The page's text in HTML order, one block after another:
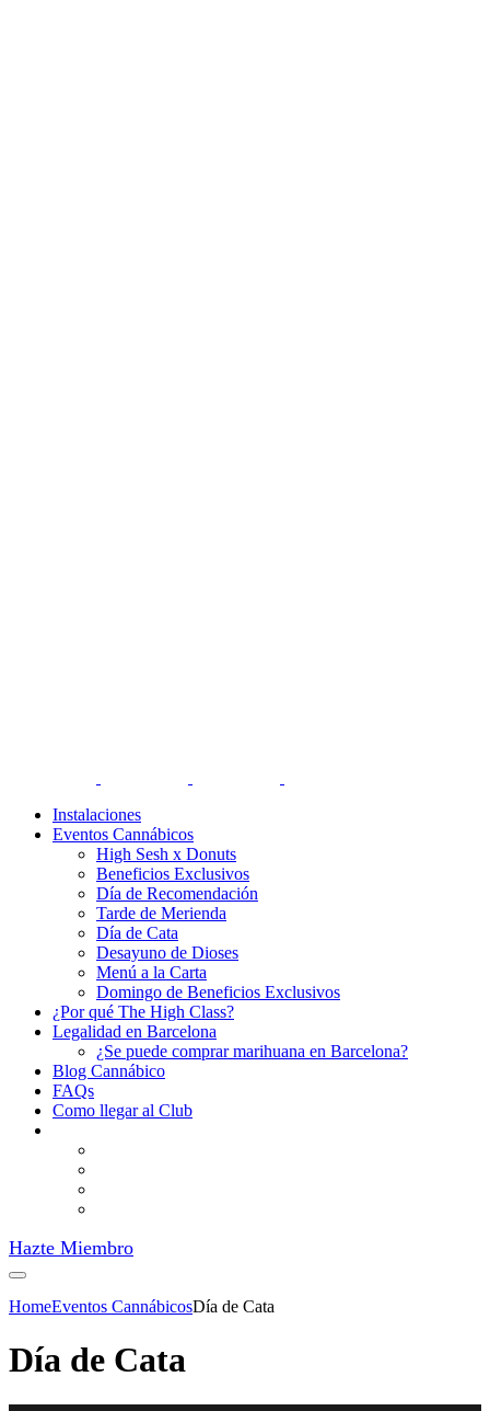
Instalaciones
Eventos Cannábicos
High Sesh x Donuts
Beneficios Exclusivos
Día de Recomendación
Tarde de Merienda
Día de Cata
Desayuno de Dioses
Menú a la Carta
Domingo de Beneficios Exclusivos
¿Por qué The High Class?
Legalidad en Barcelona
¿Se puede comprar marihuana en Barcelona?
Blog Cannábico
FAQs
Como llegar al Club
Hazte Miembro
HomeEventos CannábicosDía de Cata
Día de Cata